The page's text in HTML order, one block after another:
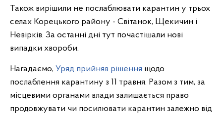
Також вирішили не послаблювати карантин у трьох
селах Корецького району - Світанок, Щекичин і
Невірків. За останні дні тут почастішали нові
випадки хвороби.
Нагадаємо, Уряд прийняв рішення щодо
послаблення карантину з 11 травня. Разом з тим, за
місцевими органами влади залишається право
продовжувати чи посилювати карантин залежно від